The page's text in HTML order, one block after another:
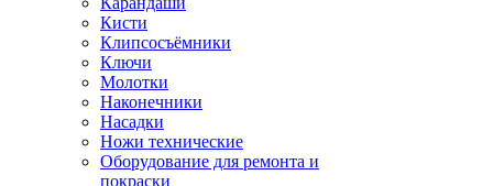
Кисти
Клипсосъёмники
Ключи
Молотки
Наконечники
Насадки
Ножи технические
Оборудование для ремонта и
покраски